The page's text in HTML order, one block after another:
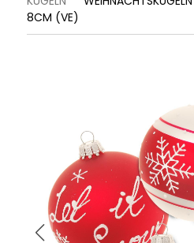
8CM (VE)